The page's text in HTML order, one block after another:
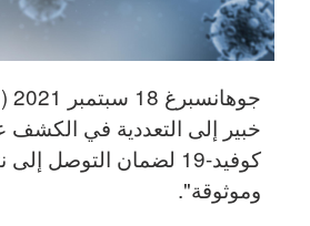
خبير إلى التعددية في
كوفيد-19 لضمان التوصل
وموثوقة".